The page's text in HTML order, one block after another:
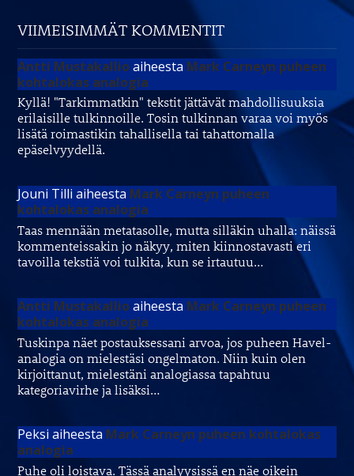
VIIMEISIMMÄT KOMMENTIT
Antti Mustakallioaiheesta Mark Carneyn puheen
kohtalokas analogia
Kyllä! "Tarkimmatkin" tekstit jättävät mahdollisuuksia
erilaisille tulkinnoille. Tosin tulkinnan varaa voi myös
lisätä roimastikin tahallisella tai tahattomalla
epäselvyydellä.
Jouni Tilli aiheesta Mark Carneyn puheen
kohtalokas analogia
Taas mennään metatasolle, mutta silläkin uhalla: näissä
kommenteissakin jo näkyy, miten kiinnostavasti eri
tavoilla tekstiä voi tulkita, kun se irtautuu…
Antti Mustakallioaiheesta Mark Carneyn puheen
kohtalokas analogia
Tuskinpa näet postauksessani arvoa, jos puheen Havel-
analogia on mielestäsi ongelmaton. Niin kuin olen
kirjoittanut, mielestäni analogiassa tapahtuu
kategoriavirhe ja lisäksi…
Peksi aiheesta Mark Carneyn puheen kohtalokas
analogia
Puhe oli loistava. Tässä analyysissä en näe oikein